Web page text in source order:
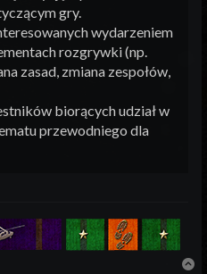
gry.
wydarzeniem
rozgrywki (np.
zasad, zmiana zespołów,
biorących udział w
przewodniego dla